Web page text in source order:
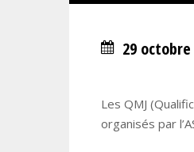
29 octobre
Les QMJ
organisés par